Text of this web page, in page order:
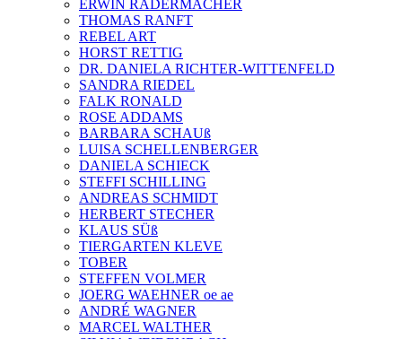
ERWIN RADERMACHER
THOMAS RANFT
REBEL ART
HORST RETTIG
DR. DANIELA RICHTER-WITTENFELD
SANDRA RIEDEL
FALK RONALD
ROSE ADDAMS
BARBARA SCHAUß
LUISA SCHELLENBERGER
DANIELA SCHIECK
STEFFI SCHILLING
ANDREAS SCHMIDT
HERBERT STECHER
KLAUS SÜß
TIERGARTEN KLEVE
TOBER
STEFFEN VOLMER
JOERG WAEHNER oe ae
ANDRÉ WAGNER
MARCEL WALTHER